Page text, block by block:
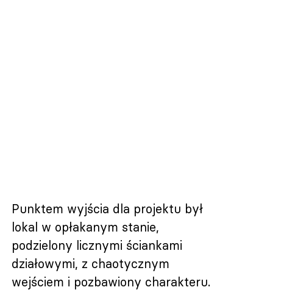
Punktem wyjścia dla projektu był
lokal w opłakanym stanie,
podzielony licznymi ściankami
działowymi, z chaotycznym
wejściem i pozbawiony charakteru.